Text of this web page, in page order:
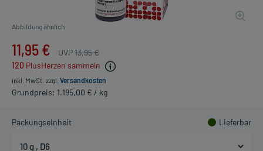
Abbildung ähnlich
11,95 € UVP13,95 €
120 PlusHerzen sammeln
inkl. MwSt. zzgl. Versandkosten
Grundpreis: 1.195,00 € / kg
Packungseinheit Lieferbar